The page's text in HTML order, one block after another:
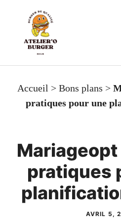
contenu
Accueil > Bons plans >
pratiques pour une
pratiques
AVRIL 5,